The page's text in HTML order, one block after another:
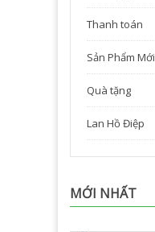
Thanh toán
Sản Phẩm Mới
Quà tặng
Lan Hồ Điệp
MỚI NHẤT